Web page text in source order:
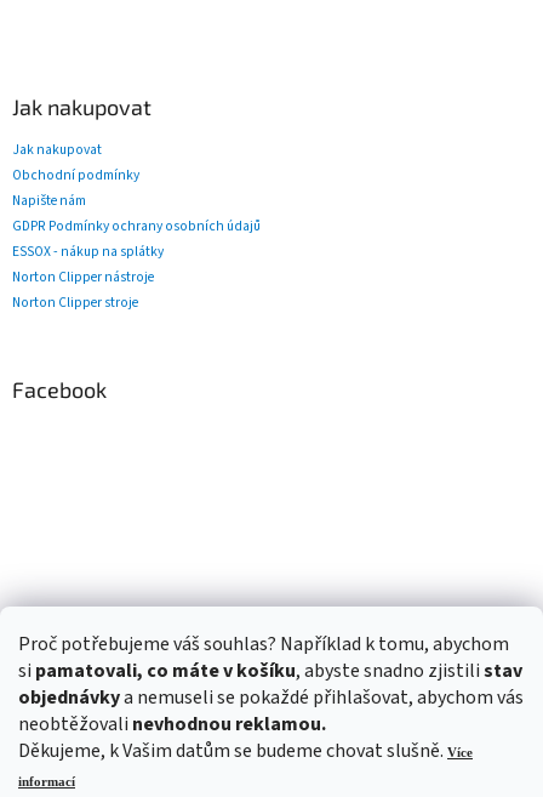
Proč potřebujeme váš souhlas? Například k tomu, abychom
si pamatovali, co máte v košíku, abyste snadno zjistilistav
objednávkya nemuseli se pokaždé přihlašovat, abychom vás
neobtěžovali nevhodnou reklamou.
Děkujeme, k Vašim datům se budeme chovat slušně. Více
informací
Jak nakupovat
Jak nakupovat
Obchodní podmínky
Napište nám
GDPR Podmínky ochrany osobních údajů
ESSOX - nákup na splátky
Norton Clipper nástroje
Norton Clipper stroje
Facebook